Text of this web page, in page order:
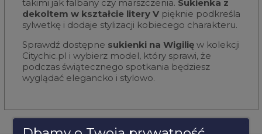
takimi jak falbany czy marszczenia. Sukienka z
dekoltem w kształcie litery Vpięknie podkreśla
sylwetkę i dodaje stylizacji kobiecego charakteru.
Sprawdź dostępne sukienki na Wigilięw kolekcji
Citychic.pl i wybierz model, który sprawi, że
podczas świątecznego spotkania będziesz
wyglądać elegancko i stylowo.